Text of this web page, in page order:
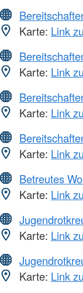
Karte: Link
Karte: Link
Karte: Link
Karte: Link
Betreutes
Karte: Link
Karte: Link
Karte: Link